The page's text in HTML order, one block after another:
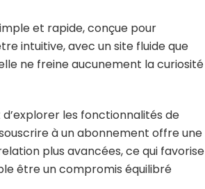
et rapide, conçue pour
intuitive, avec un site fluide que
ne freine aucunement la curiosité
les fonctionnalités de
à un abonnement offre une
plus avancées, ce qui favorise
être un compromis équilibré